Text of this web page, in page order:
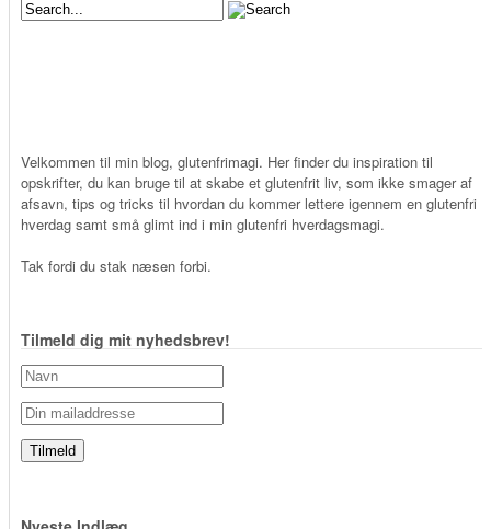
Velkommen til min blog, glutenfrimagi. Her finder du inspiration til
opskrifter, du kan bruge til at skabe et glutenfrit liv, som ikke smager af
afsavn, tips og tricks til hvordan du kommer lettere igennem en glutenfri
hverdag samt små glimt ind i min glutenfri hverdagsmagi.
Tak fordi du stak næsen forbi.
Tilmeld dig mit nyhedsbrev!